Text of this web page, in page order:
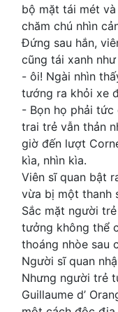
bộ mặt tái mét
chăm chú nhìn
Đứng sau hắn,
cũng tái xanh
- ôi! Ngài nhìn
tướng ra khỏi xe
- Bọn họ phải tức
trai trẻ vẫn thản
giờ đến lượt
kìa, nhìn kìa.
Viên sĩ quan bật
vừa bị một thanh
Sắc mặt người
tưởng không thể
thoáng nhòe sau
Người sĩ quan
Nhưng người trẻ
Guillaume d’